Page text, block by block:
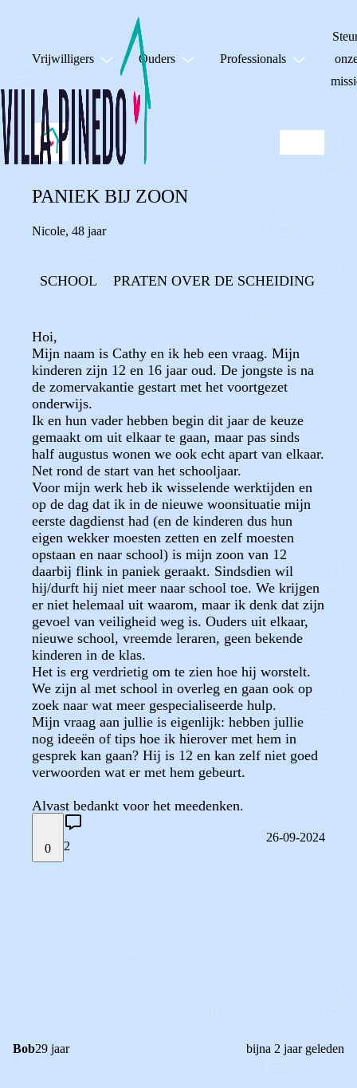
Vrijwilligers Ouders Professionals
PANIEK BIJ ZOON
Nicole, 48 jaar
SCHOOL PRATEN OVER DE SCHEIDING
Hoi,
Mijn naam is Cathy en ik heb een vraag. Mijn
kinderen zijn 12 en 16 jaar oud. De jongste is na
de zomervakantie gestart met het voortgezet
onderwijs.
Ik en hun vader hebben begin dit jaar de keuze
gemaakt om uit elkaar te gaan, maar pas sinds
half augustus wonen we ook echt apart van elkaar.
Net rond de start van het schooljaar.
Voor mijn werk heb ik wisselende werktijden en
op de dag dat ik in de nieuwe woonsituatie mijn
eerste dagdienst had (en de kinderen dus hun
eigen wekker moesten zetten en zelf moesten
opstaan en naar school) is mijn zoon van 12
daarbij flink in paniek geraakt. Sindsdien wil
hij/durft hij niet meer naar school toe. We krijgen
er niet helemaal uit waarom, maar ik denk dat zijn
gevoel van veiligheid weg is. Ouders uit elkaar,
nieuwe school, vreemde leraren, geen bekende
kinderen in de klas.
Het is erg verdrietig om te zien hoe hij worstelt.
We zijn al met school in overleg en gaan ook op
zoek naar wat meer gespecialiseerde hulp.
Mijn vraag aan jullie is eigenlijk: hebben jullie
nog ideeën of tips hoe ik hierover met hem in
gesprek kan gaan? Hij is 12 en kan zelf niet goed
verwoorden wat er met hem gebeurt.
Alvast bedankt voor het meedenken.
0 2
26-09-2024
Bob29 jaar bijna 2 jaar geleden